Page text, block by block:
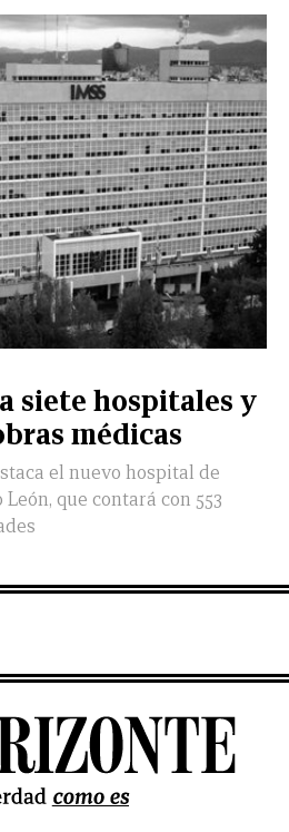
siete hospitales y
médicas
el nuevo hospital de
que contará con 553